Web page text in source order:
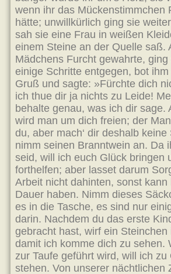
wenn ihr das Mückenstimmchen
hätte; unwillkürlich ging sie
sah sie eine Frau in weißen
einem Steine an der Quelle saß.
Mädchens Furcht gewahrte,
einige Schritte entgegen, bot
Gruß und sagte: »Fürchte dich
ich thue dir ja nichts zu Leide!
behalte genau, was ich dir sage.
wird man um dich freien; der
du, aber mach‘ dir deshalb
nimm seinen Branntwein an. Da
seid, will ich euch Glück bringen
forthelfen; aber lasset darum
Arbeit nicht dahinten, sonst kann
Dauer haben. Nimm dieses
es in die Tasche, es sind nur
darin. Nachdem du das erste
gebracht hast, wirf ein Steinchen
damit ich komme dich zu sehen.
zur Taufe geführt wird, will ich zu
stehen. Von unserer nächtlichen